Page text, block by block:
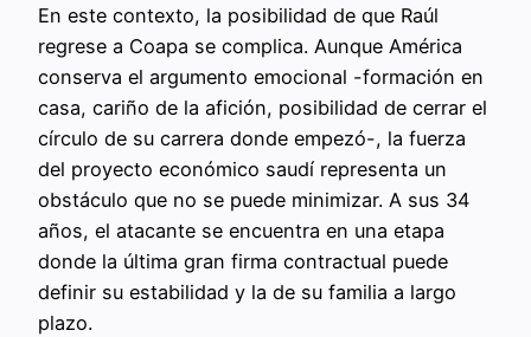
En este contexto, la posibilidad de que Raúl
regrese a Coapa se complica. Aunque América
conserva el argumento emocional -formación en
casa, cariño de la afición, posibilidad de cerrar el
círculo de su carrera donde empezó-, la fuerza
del proyecto económico saudí representa un
obstáculo que no se puede minimizar. A sus 34
años, el atacante se encuentra en una etapa
donde la última gran firma contractual puede
definir su estabilidad y la de su familia a largo
plazo.